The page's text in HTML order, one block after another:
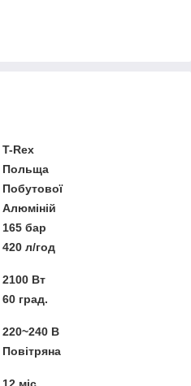
T-Rex
Польща
Побутової
Алюміній
165 бар
420 л/год
2100 Вт
60 град.
220~240 В
Повітряна
12 міс